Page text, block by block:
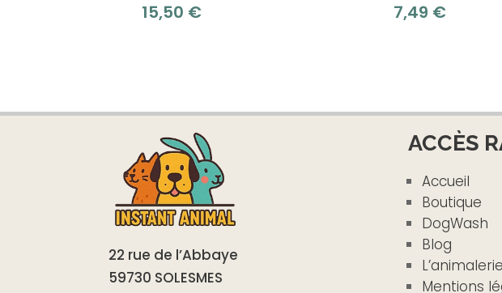
15,50 € 7,49 €
22 rue de l’Abbaye
59730 SOLESMES
ACCÈS
Accueil
Boutique
DogWash
Blog
L’animalerie
Mentions